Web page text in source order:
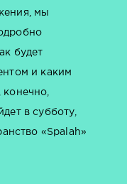
мы
будет
и каким
в субботу,
«Spalah»